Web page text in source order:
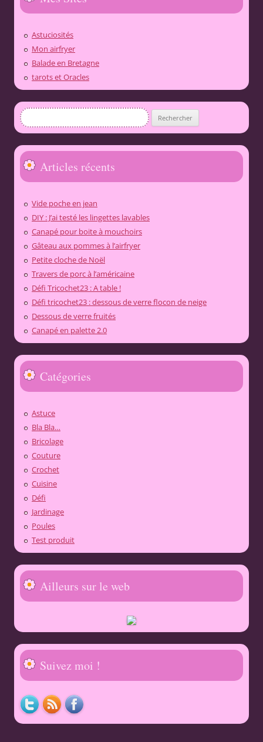
Astuciosités
Mon airfryer
Balade en Bretagne
tarots et Oracles
Rechercher :
Articles récents
Vide poche en jean
DIY : J’ai testé les lingettes lavables
Canapé pour boite à mouchoirs
Gâteau aux pommes à l’airfryer
Petite cloche de Noël
Travers de porc à l’américaine
Défi Tricochet23 : A table !
Défi tricochet23 : dessous de verre flocon de neige
Dessous de verre fruités
Canapé en palette 2.0
Catégories
Astuce
Bla Bla…
Bricolage
Couture
Crochet
Cuisine
Défi
Jardinage
Poules
Test produit
Ailleurs sur le web
Suivez moi !